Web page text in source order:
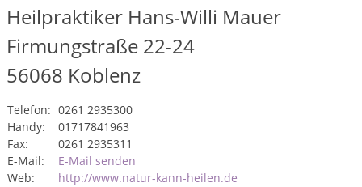
Heilpraktiker Hans-Willi Mauer
Firmungstraße 22-24
56068 Koblenz
Telefon: 0261 2935300
Handy:
01717841963
Fax:
0261 2935311
E-Mail:
E-Mail senden
Web:
http://www.natur-kann-heilen.de